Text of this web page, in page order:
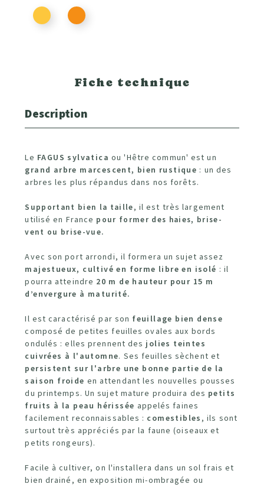
Fiche technique
Description
Le FAGUS sylvatica ou 'Hêtre commun' est un
grand arbre marcescent, bien rustique : un des
arbres les plus répandus dans nos forêts.
Supportant bien la taille, il est très largement
utilisé en France pour former des haies, brise-
vent ou brise-vue.
Avec son port arrondi, il formera un sujet assez
majestueux, cultivé en forme libre en isolé : il
pourra atteindre 20 m de hauteur pour 15 m
d’envergure à maturité.
Il est caractérisé par son feuillage bien dense
composé de petites feuilles ovales aux bords
ondulés : elles prennent desjolies teintes
cuivrées à l'automne. Ses feuilles sèchent et
persistent sur l'arbre une bonne partie de la
saison froide en attendant les nouvelles pousses
du printemps. Un sujet mature produira des petits
fruits à la peau hérissée appelés faines
facilement reconnaissables : comestibles, ils sont
surtout très appréciés par la faune (oiseaux et
petits rongeurs).
Facile à cultiver, on l'installera dans un sol frais et
bien drainé, en exposition mi-ombragée ou